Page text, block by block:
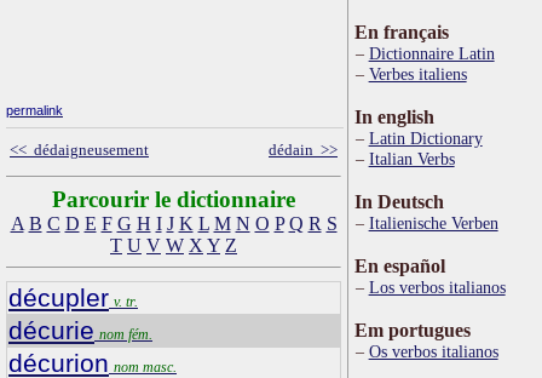
permalink
<< dédaigneusement dédain >>
Parcourir le dictionnaire
A B C D E F G H I J K L M N O P Q R S
T U V W X Y Z
décupler v. tr.
décurie nom fém.
décurion nom masc.
En français
Dictionnaire Latin
Verbes italiens
In english
Latin Dictionary
Italian Verbs
In Deutsch
Italienische Verben
En español
Los verbos italianos
Em portugues
Os verbos italianos